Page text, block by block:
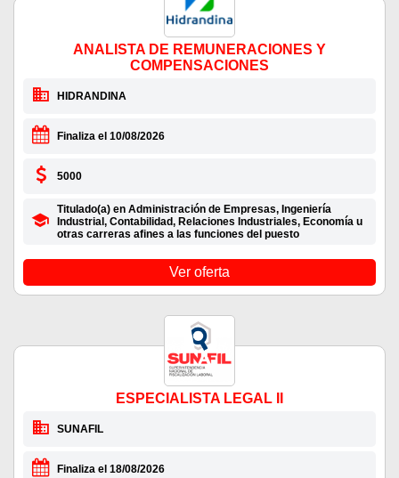
ANALISTA DE REMUNERACIONES Y
COMPENSACIONES
HIDRANDINA
Finaliza el 10/08/2026
5000
Titulado(a) en Administración de Empresas, Ingeniería
Industrial, Contabilidad, Relaciones Industriales, Economía u
otras carreras afines a las funciones del puesto
Ver oferta
ESPECIALISTA LEGAL II
SUNAFIL
Finaliza el 18/08/2026